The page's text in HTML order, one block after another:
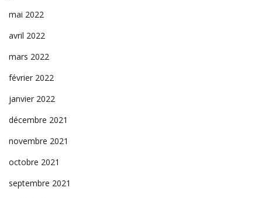
mai 2022
avril 2022
mars 2022
février 2022
janvier 2022
décembre 2021
novembre 2021
octobre 2021
septembre 2021